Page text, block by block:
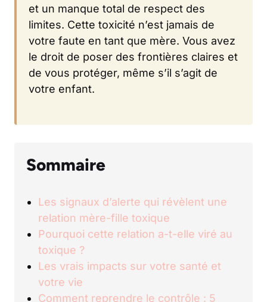
et un manque total de respect des
limites. Cette toxicité n’est jamais de
votre faute en tant que mère. Vous avez
le droit de poser des frontières claires et
de vous protéger, même s’il s’agit de
votre enfant.
Sommaire
Les signaux d’alerte qui révèlent une
relation mère-fille toxique
Pourquoi cette relation a-t-elle viré au
toxique ?
Les vrais impacts sur votre santé et
votre vie
Comment reprendre le contrôle : 5